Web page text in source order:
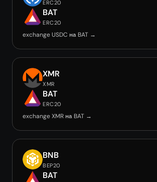
ERC20
BAT
ERC20
exchange USDC на BAT →
XMR
XMR
BAT
ERC20
exchange XMR на BAT →
BNB
BEP20
BAT